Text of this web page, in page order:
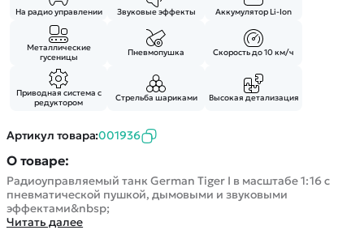
На радио управлении Звуковые эффекты Аккумулятор Li-Ion
Металлические
гусеницы
Пневмопушка Скорость до 10 км/ч
Приводная система с
редуктором
Стрельба шариками Высокая детализация
Артикул товара:001936
О товаре:
Радиоуправляемый танк German Tiger I в масштабе 1:16 с
пневматической пушкой, дымовыми и звуковыми
эффектами&nbsp;
Читать далее
Танки
Вертолеты
Катера
Роботы
Самолеты
Детские электромобили
Спецтехника
Железные дороги
Конструкторы
Оптовые продажи
Статьи про беспилотники
Обзор квадрокоптеров
Аренда Квадрокоптеров
Покупка в кредит
Покупателю
Контакты
Оплата и доставка
Помощь
Отследить заказ
Оплата на сайте